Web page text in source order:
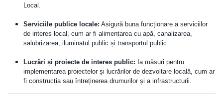
Local.
Serviciile publice locale: Asigură buna funcționare a serviciilor
de interes local, cum ar fi alimentarea cu apă, canalizarea,
salubrizarea, iluminatul public și transportul public.
Lucrări și proiecte de interes public: Ia măsuri pentru
implementarea proiectelor și lucrărilor de dezvoltare locală, cum ar
fi construcția sau întreținerea drumurilor și a infrastructurii.